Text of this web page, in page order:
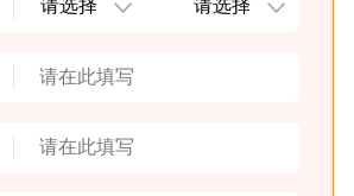
学”为校训，围绕“把每一个学生都当作
宗旨，让学生进得来，留得住，学得
征程今日始;立校树人,一生品格此时
十六字诀，以德育为抓手，以教学为